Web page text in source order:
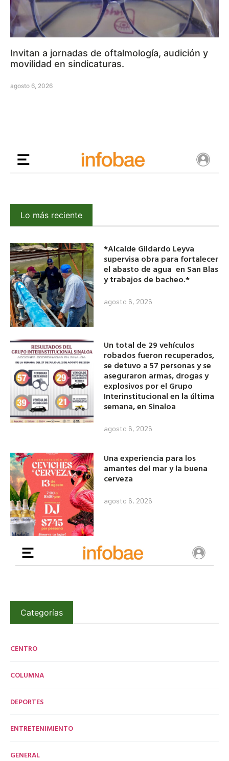
Invitan a jornadas de oftalmología, audición y
movilidad en sindicaturas.
agosto 6, 2026
Lo más reciente
*Alcalde Gildardo Leyva
supervisa obra para fortalecer
el abasto de agua en San Blas
y trabajos de bacheo.*
agosto 6, 2026
Un total de 29 vehículos
robados fueron recuperados,
se detuvo a 57 personas y se
aseguraron armas, drogas y
explosivos por el Grupo
Interinstitucional en la última
semana, en Sinaloa
agosto 6, 2026
Una experiencia para los
amantes del mar y la buena
cerveza
agosto 6, 2026
Categorías
CENTRO
COLUMNA
DEPORTES
ENTRETENIMIENTO
GENERAL